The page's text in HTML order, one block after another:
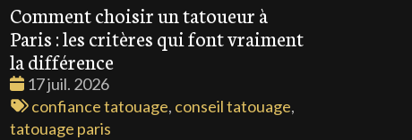
Comment choisir un tatoueur à
Paris : les critères qui font vraiment
la différence
Date
:
17 juil. 2026
Tags
:
confiance tatouage, conseil tatouage,
tatouage paris